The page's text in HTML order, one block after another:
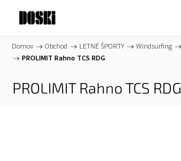
Domov / Obchod / LETNÉ ŠPORTY / Windsurfing /
/
PROLIMIT Rahno TCS RDG
PROLIMIT Rahno TCS RDG